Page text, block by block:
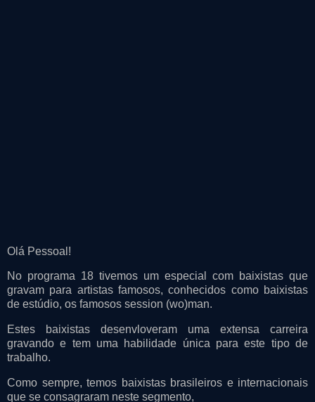
Olá Pessoal!
No programa 18 tivemos um especial com baixistas que
gravam para artistas famosos, conhecidos como baixistas
de estúdio, os famosos session (wo)man.
Estes baixistas desenvloveram uma extensa carreira
gravando e tem uma habilidade única para este tipo de
trabalho.
Como sempre, temos baixistas brasileiros e internacionais
que se consagraram neste segmento,